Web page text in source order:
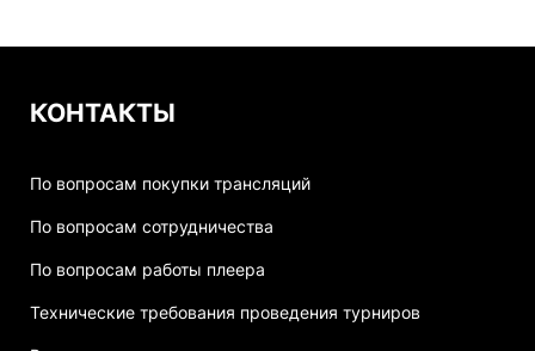
КОНТАКТЫ
По вопросам покупки трансляций
По вопросам сотрудничества
По вопросам работы плеера
Технические требования проведения турниров